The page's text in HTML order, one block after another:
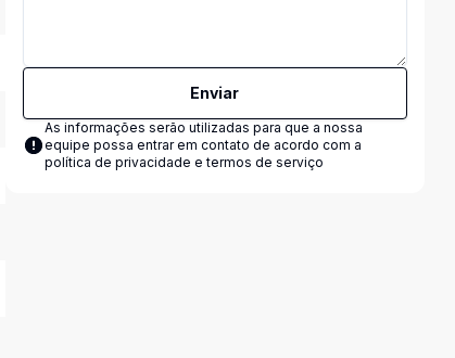
Enviar
As informações serão utilizadas para que a nossa
equipe possa entrar em contato de acordo com a
política de privacidade e termos de serviço